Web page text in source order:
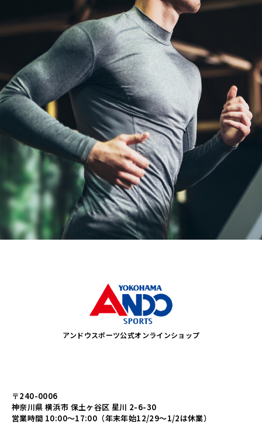
アンドウスポーツ公式オンラインショップ
〒240-0006
神奈川県 横浜市 保土ヶ谷区 星川 2-6-30
営業時間 10:00～17:00（年末年始12/29～1/2は休業）